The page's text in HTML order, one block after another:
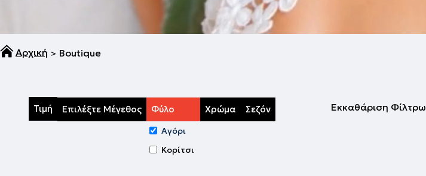
Boutique
Εκκαθάριση
Τιμή Επιλέξτε Μέγεθος Φύλο
Αγόρι
Κορίτσι
Χρώμα Σεζόν